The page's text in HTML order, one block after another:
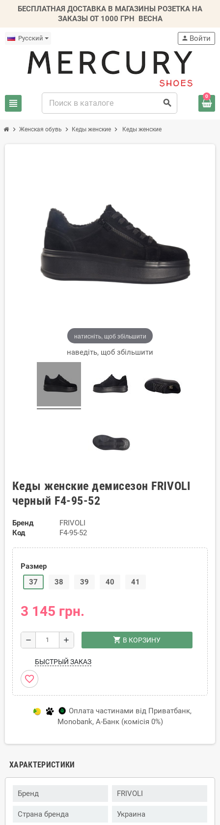
БЕСПЛАТНАЯ ДОСТАВКА В МАГАЗИНЫ РОЗЕТКА НА
ЗАКАЗЫ ОТ 1000 ГРН ВЕСНА
Русский
view_headline search
person Войти
0
chevron_right Женская обувь chevron_right Кеды женские chevron_right Кеды женские
натисніть, щоб збільшити
наведіть, щоб збільшити
Кеды женские демисезон FRIVOLI
черный F4-95-52
Бренд
FRIVOLI
Код
F4-95-52
Размер
37
38 39 40 41
3 145 грн.
remove add shopping_cart В КОРЗИНУ
БЫСТРЫЙ ЗАКАЗ
favorite_border
Оплата частинами від Приватбанк,
Monobank, А-Банк (комісія 0%)
ХАРАКТЕРИСТИКИ
Бренд FRIVOLI
Страна бренда Украина